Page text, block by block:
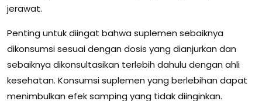
jerawat.
Penting untuk diingat bahwa suplemen sebaiknya
dikonsumsi sesuai dengan dosis yang dianjurkan dan
sebaiknya dikonsultasikan terlebih dahulu dengan ahli
kesehatan. Konsumsi suplemen yang berlebihan dapat
menimbulkan efek samping yang tidak diinginkan.